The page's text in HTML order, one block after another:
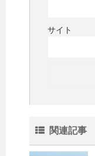
サイト
関連記事